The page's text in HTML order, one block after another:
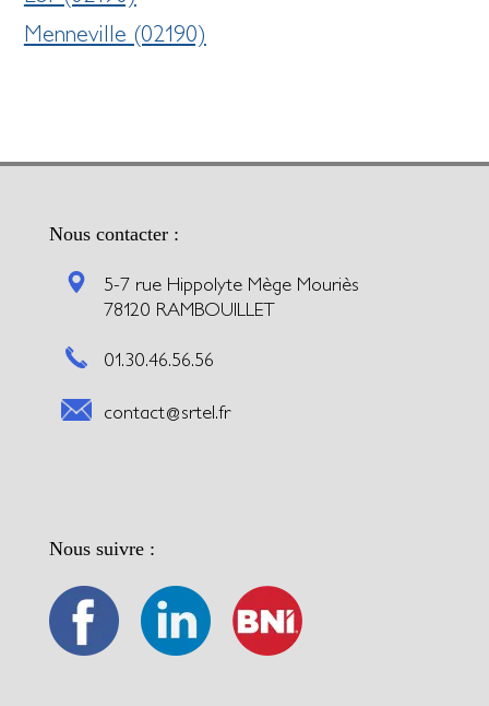
Menneville (02190)
Nous contacter :
5-7 rue Hippolyte Mège Mouriès
78120 RAMBOUILLET
01.30.46.56.56
contact@srtel.fr
Nous suivre :